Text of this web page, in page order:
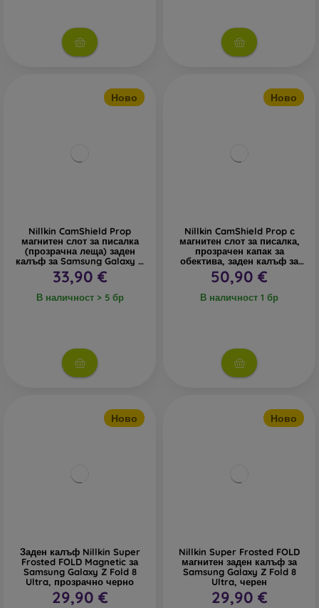
Ново
Nillkin CamShield Prop
магнитен слот за писалка
(прозрачна леща) заден
калъф за Samsung Galaxy Z
Fold 8 Ultra прозрачно
черно
33,90 €
В наличност > 5 бр
Ново
Nillkin CamShield Prop с
магнитен слот за писалка,
прозрачен капак за
обектива, заден калъф за
Samsung Galaxy Z Fold 8
Ultra черен
50,90 €
В наличност 1 бр
Ново
Заден калъф Nillkin Super
Frosted FOLD Magnetic за
Samsung Galaxy Z Fold 8
Ultra, прозрачно черно
29,90 €
Ново
Nillkin Super Frosted FOLD
магнитен заден калъф за
Samsung Galaxy Z Fold 8
Ultra, черен
29,90 €